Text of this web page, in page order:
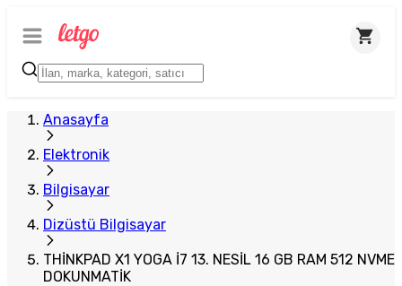
Anasayfa
Elektronik
Bilgisayar
Dizüstü Bilgisayar
THİNKPAD X1 YOGA İ7 13. NESİL 16 GB RAM 512 NVME
DOKUNMATİK
Plus Satıcı